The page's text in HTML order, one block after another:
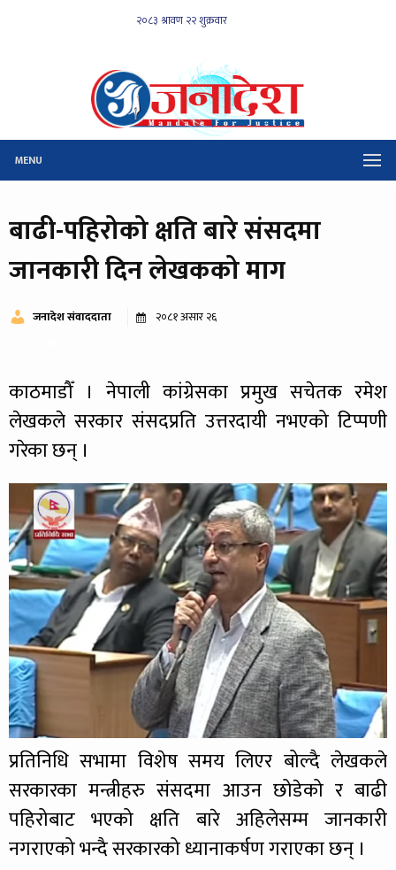
MENU
बाढी-पहिरोको क्षति बारे संसदमा
जानकारी दिन लेखकको माग
जनादेश संवाददाता २०८१ असार २६
काठमाडौँ । नेपाली कांग्रेसका प्रमुख सचेतक रमेश
लेखकले सरकार संसदप्रति उत्तरदायी नभएको टिप्पणी
गरेका छन् ।
प्रतिनिधि सभामा विशेष समय लिएर बोल्दै लेखकले
सरकारका मन्त्रीहरु संसदमा आउन छोडेको र बाढी
पहिरोबाट भएको क्षति बारे अहिलेसम्म जानकारी
नगराएको भन्दै सरकारको ध्यानाकर्षण गराएका छन् ।